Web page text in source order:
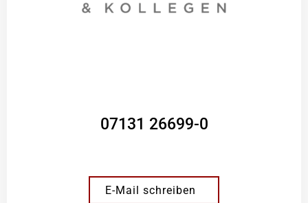
07131 26699-0
E-Mail schreiben